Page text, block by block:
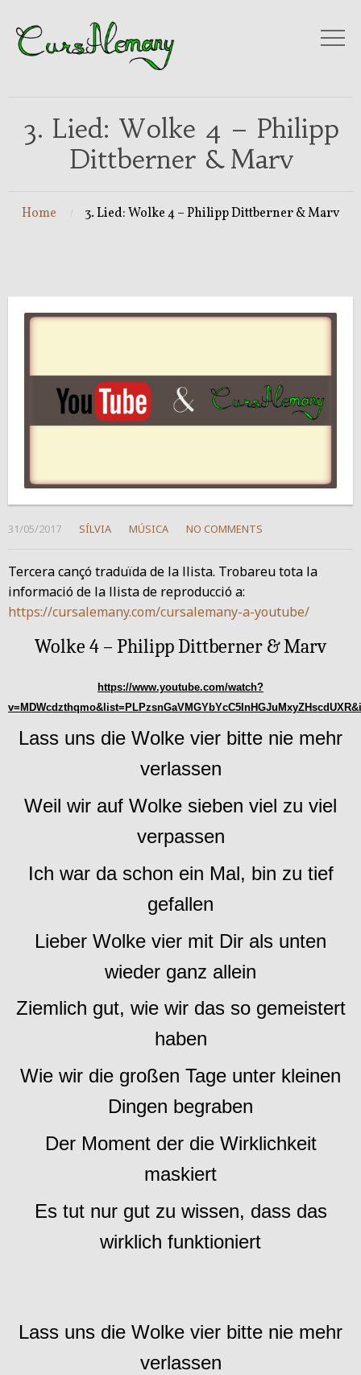
3. Lied: Wolke 4 – Philipp
Dittberner & Marv
Home 3. Lied: Wolke 4 – Philipp Dittberner & Marv
31/05/2017 SÍLVIA MÚSICA NO COMMENTS
Tercera cançó traduïda de la llista. Trobareu tota la
informació de la llista de reproducció a:
https://cursalemany.com/cursalemany-a-youtube/
Wolke 4 – Philipp Dittberner & Marv
https://www.youtube.com/watch?
Lass uns die Wolke vier bitte nie mehr
verlassen
Weil wir auf Wolke sieben viel zu viel
verpassen
Ich war da schon ein Mal, bin zu tief
gefallen
Lieber Wolke vier mit Dir als unten
wieder ganz allein
Ziemlich gut, wie wir das so gemeistert
haben
Wie wir die großen Tage unter kleinen
Dingen begraben
Der Moment der die Wirklichkeit
maskiert
Es tut nur gut zu wissen, dass das
wirklich funktioniert
Lass uns die Wolke vier bitte nie mehr
verlassen